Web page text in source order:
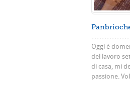
Oggi è
del lavoro
di casa, mi
passione.